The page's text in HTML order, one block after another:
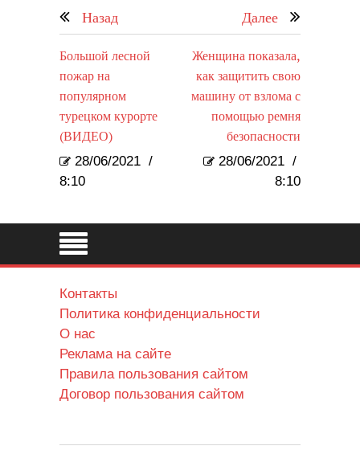
Назад Далее
Большой лесной
пожар на
популярном
турецком курорте
(ВИДЕО)
28/06/2021 /
8:10
Женщина показала,
как защитить свою
машину от взлома с
помощью ремня
безопасности
28/06/2021 /
8:10
Контакты
Политика конфиденциальности
О нас
Реклама на сайте
Правила пользования сайтом
Договор пользования сайтом